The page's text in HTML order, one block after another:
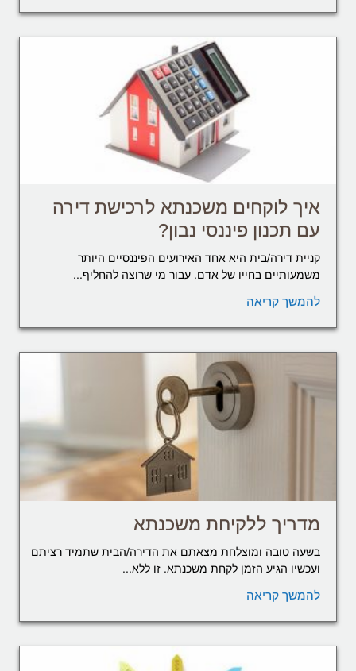
איך לוקחים משכנתא לרכישת דירה
עם תכנון פיננסי נבון?
קניית דירה/בית היא אחד האירועים הפיננסיים היותר
משמעותיים בחייו של אדם. עבור מי שרוצה להחליף...
להמשך קריאה
מדריך ללקיחת משכנתא
בשעה טובה ומוצלחת מצאתם את הדירה/הבית שתמיד רציתם
ועכשיו הגיע הזמן לקחת משכנתא. זו ללא...
להמשך קריאה